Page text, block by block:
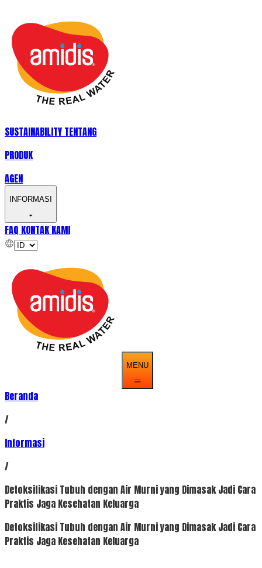
SUSTAINABILITY TENTANG
PRODUK
AGEN
INFORMASI
FAQ KONTAK KAMI
MENU
Beranda
/
Informasi
/
Detoksifikasi Tubuh dengan Air Murni yang Dimasak Jadi Cara
Praktis Jaga Kesehatan Keluarga
Detoksifikasi Tubuh dengan Air Murni yang Dimasak Jadi Cara
Praktis Jaga Kesehatan Keluarga